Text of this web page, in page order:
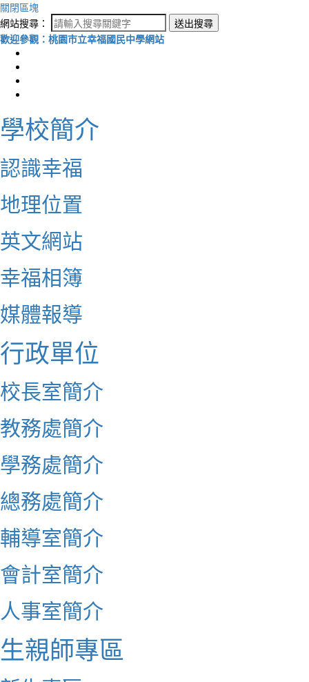
關閉區塊
網站搜尋：
送出搜尋
歡迎參觀：桃園市立幸福國民中學網站
學校簡介
認識幸福
地理位置
英文網站
幸福相簿
媒體報導
行政單位
校長室簡介
教務處簡介
學務處簡介
總務處簡介
輔導室簡介
會計室簡介
人事室簡介
生親師專區